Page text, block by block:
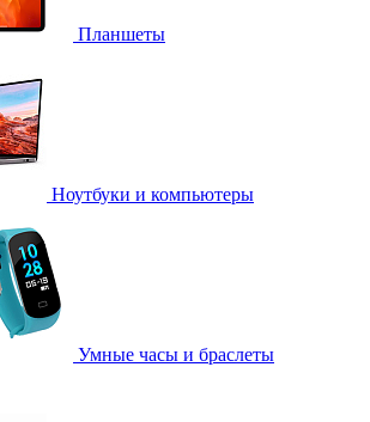
Планшеты
Ноутбуки и компьютеры
Умные часы и браслеты